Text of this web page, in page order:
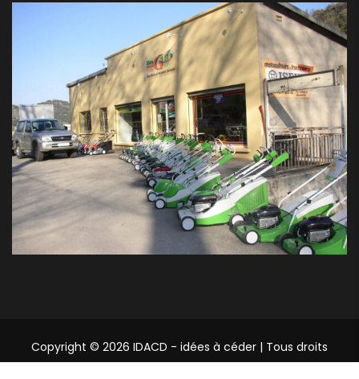
Copyright © 2026 IDACD - idées à céder | Tous droits
réservés.